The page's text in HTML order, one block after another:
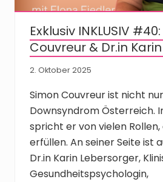
Exklusiv INKLUSIV
Couvreur & Dr.in
2. Oktober 2025
Simon Couvreur ist nicht
Downsyndrom Österreich.
spricht er von vielen Rollen,
erfüllen. An seiner Seite ist
Dr.in Karin Lebersorger,
Gesundheitspsychologin,